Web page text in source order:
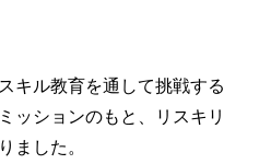
キル教育を通して挑戦する
ッションのもと、リスキリ
ました。